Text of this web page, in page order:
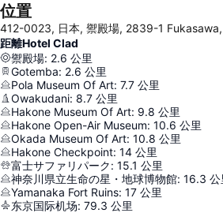
位置
412-0023, 日本, 禦殿場, 2839-1
距離Hotel Clad
禦殿場: 2.6 公里
Gotemba: 2.6 公里
Pola Museum Of Art: 7.7 公里
Owakudani: 8.7 公里
Hakone Museum Of Art: 9.8 公里
Hakone Open-Air Museum: 10.6 公里
Okada Museum Of Art: 10.8 公里
Hakone Checkpoint: 14 公里
富士サファリパーク: 15.1 公里
神奈川県立生命の星・地球博物館: 16.3 公
Yamanaka Fort Ruins: 17 公里
东京国际机场: 79.3 公里